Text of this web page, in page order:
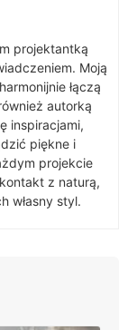
projektantką
Moją
łączą
autorką
inspiracjami,
piękne i
projekcie
z naturą,
własny styl.